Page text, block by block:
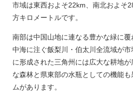
市域は東西およそ22km、南北およそ
方キロメートルです。
南部は中国山地に連なる豊かな緑に
中海に注ぐ飯梨川・伯太川全流域が
に形成された三角州には広大な耕地
な森林と県東部の水瓶としての機能
ムがあります。